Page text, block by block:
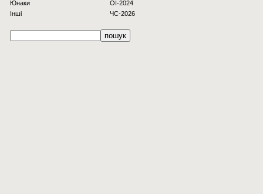
Юнаки
Інші
OI-2024
ЧС-2026